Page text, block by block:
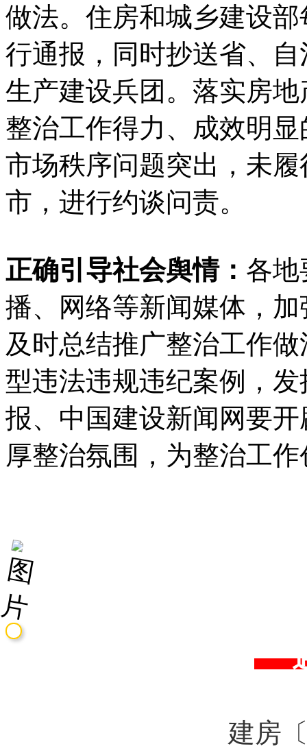
做法。住房和城乡建设
行通报，同时抄送省、
生产建设兵团。落实房
整治工作得力、成效明
市场秩序问题突出，未
市，进行约谈问责。
正确引导社会舆情： 各地
播、网络等新闻媒体，
及时总结推广整治工作
型违法违规违纪案例，
报、中国建设新闻网要
厚整治氛围，为整治工
建房